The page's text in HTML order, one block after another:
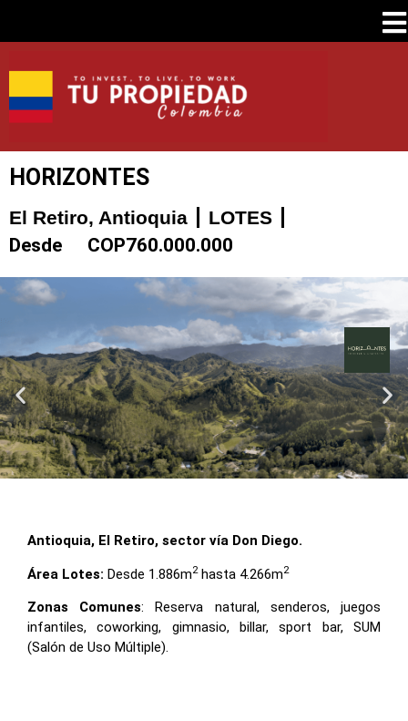
HORIZONTES
El Retiro, Antioquia LOTES
Desde COP760.000.000
Antioquia, El Retiro, sector vía Don Diego.
Área Lotes: Desde 1.886m2hasta 4.266m2
Zonas Comunes: Reserva natural, senderos, juegos
infantiles, coworking, gimnasio, billar, sport bar, SUM
(Salón de Uso Múltiple).